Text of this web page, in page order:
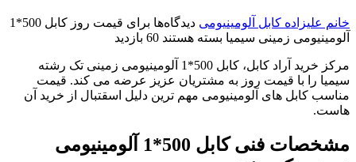
خانم علیزاده کابل آلومینیومی دیدگاه‌ها
برای قیمت روز کابل 500*1
آلومینیومی زمینی سیمیا بسته هستند 60 بازدید
مرکز خرید آراد کابل، کابل 500*1 آلومینیومی زمینی تک رشته
سیمیا را با قیمت روز به مشتریان عزیز عرضه می کند. قیمت
مناسب کابل های آلومینیومی مهم ترین دلیل اسقتبال از خرید آن
هاست.
مشخصات فنی کابل 500*1
آلومینیومی